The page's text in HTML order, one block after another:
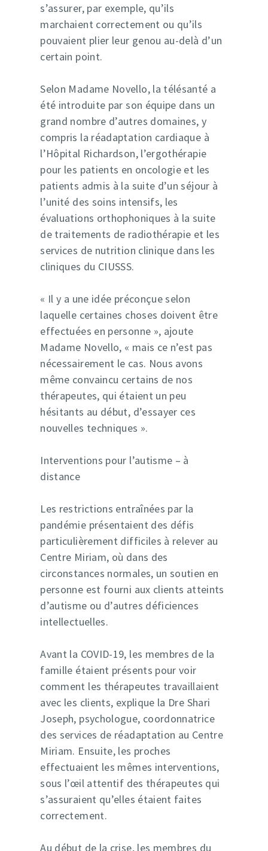
s’assurer, par exemple, qu’ils
marchaient correctement ou qu’ils
pouvaient plier leur genou au-delà d’un
certain point.
Selon Madame Novello, la télésanté a
été introduite par son équipe dans un
grand nombre d’autres domaines, y
compris la réadaptation cardiaque à
l’Hôpital Richardson, l’ergothérapie
pour les patients en oncologie et les
patients admis à la suite d’un séjour à
l’unité des soins intensifs, les
évaluations orthophoniques à la suite
de traitements de radiothérapie et les
services de nutrition clinique dans les
cliniques du CIUSSS.
« Il y a une idée préconçue selon
laquelle certaines choses doivent être
effectuées en personne », ajoute
Madame Novello, « mais ce n’est pas
nécessairement le cas. Nous avons
même convaincu certains de nos
thérapeutes, qui étaient un peu
hésitants au début, d’essayer ces
nouvelles techniques ».
Interventions pour l’autisme – à
distance
Les restrictions entraînées par la
pandémie présentaient des défis
particulièrement difficiles à relever au
Centre Miriam, où dans des
circonstances normales, un soutien en
personne est fourni aux clients atteints
d’autisme ou d’autres déficiences
intellectuelles.
Avant la COVID-19, les membres de la
famille étaient présents pour voir
comment les thérapeutes travaillaient
avec les clients, explique la Dre Shari
Joseph, psychologue, coordonnatrice
des services de réadaptation au Centre
Miriam. Ensuite, les proches
effectuaient les mêmes interventions,
sous l’œil attentif des thérapeutes qui
s’assuraient qu’elles étaient faites
correctement.
Au début de la crise, les membres du